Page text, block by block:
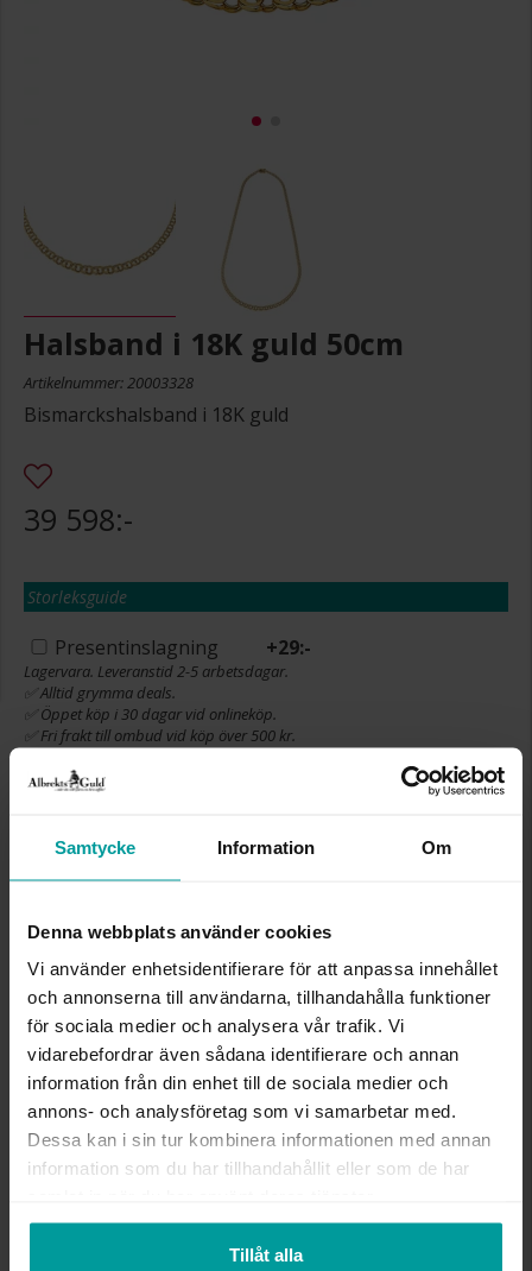
Samtycke Information Om
Denna webbplats använder cookies
Vi använder enhetsidentifierare för att anpassa innehållet
och annonserna till användarna, tillhandahålla funktioner
för sociala medier och analysera vår trafik. Vi
vidarebefordrar även sådana identifierare och annan
information från din enhet till de sociala medier och
annons- och analysföretag som vi samarbetar med.
Dessa kan i sin tur kombinera informationen med annan
information som du har tillhandahållit eller som de har
Tillåt alla
Halsband i 18K guld 50cm
Artikelnummer: 20003328
Bismarckshalsband i 18K guld
39 598:-
Storleksguide
Presentinslagning +29:-
Lagervara. Leveranstid 2-5 arbetsdagar.
✅ Alltid grymma deals.
✅ Öppet köp i 30 dagar vid onlineköp.
✅ Fri frakt till ombud vid köp över 500 kr.
LÄGG I VARUKORGEN
BREDD CA (MM)
LÄNGD CA (CM)
VARUMÄRKE
Albrekts Guld
MATERIAL
Guld
ÄDELMETALL
18K Gold
KEDJEMODELL
Bismarck
VIKT CA (GRAM)
12.00